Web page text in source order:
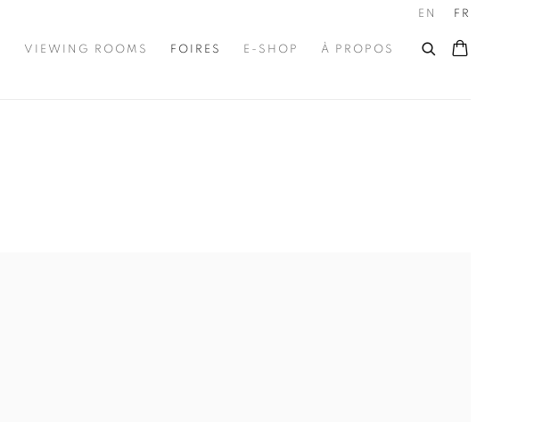
VIEWING ROOMS FOIRES E-SHOP À PROPOS
EN FR